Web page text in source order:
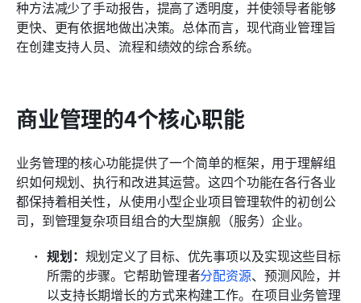
种方法减少了手动报告，提高了透明度，并使领导者能够
更快、更有依据地做出决策。总体而言，现代商业管理旨
在创建支持人员、流程和绩效的综合系统。
商业管理的4个核心职能
业务管理的核心功能提供了一个简单的框架，用于理解组
织如何规划、执行和改进其运营。这四个功能在各行各业
都保持着相关性，从使用小型企业项目管理软件的初创公
司，到管理复杂项目组合的大型旗舰（服务）企业。
规划： 规划定义了目标、优先事项以及实现这些目标
所需的步骤。它帮助管理者分配资源、预测风险，并
以支持长期增长的方式来构建工作。在项目业务管理